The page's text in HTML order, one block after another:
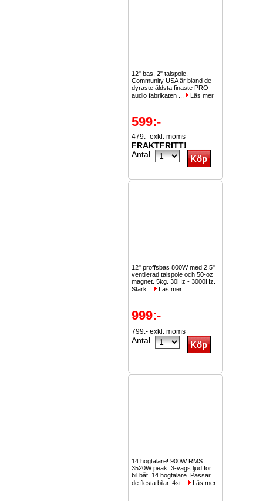
12" bas, 2" talspole.
Community USA är bland de
dyraste äldsta finaste PRO
audio fabrikaten ...
Läs mer
599:-
479:- exkl. moms
FRAKTFRITT!
Antal
12" proffsbas 800W med 2,5"
ventilerad talspole och 50-oz
magnet. 5kg. 30Hz - 3000Hz.
Stark...
Läs mer
999:-
799:- exkl. moms
Antal
14 högtalare! 900W RMS.
3520W peak. 3-vägs ljud för
bil båt. 14 högtalare. Passar
de flesta bilar. 4st...
Läs mer